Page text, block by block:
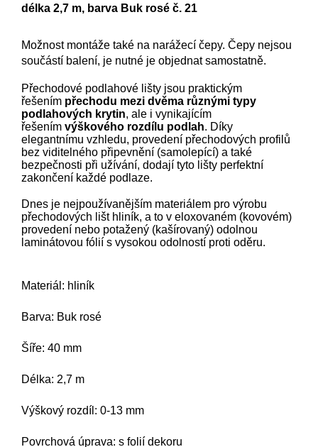
délka 2,7 m, barva Buk rosé č. 21
Možnost montáže také na narážecí čepy. Čepy nejsou
součástí balení, je nutné je objednat samostatně.
Přechodové podlahové lišty jsou praktickým
řešením přechodu mezi dvěma různými typy
podlahových krytin, ale i vynikajícím
řešením výškového rozdílu podlah. Díky
elegantnímu vzhledu, provedení přechodových profilů
bez viditelného připevnění (samolepící) a také
bezpečnosti při užívání, dodají tyto lišty perfektní
zakončení každé podlaze.
Dnes je nejpoužívanějším materiálem pro výrobu
přechodových lišt hliník, a to v eloxovaném (kovovém)
provedení nebo potažený (kašírovaný) odolnou
laminátovou fólií s vysokou odolností proti oděru.
Materiál: hliník
Barva: Buk rosé
Šíře: 40 mm
Délka: 2,7 m
Výškový rozdíl: 0-13 mm
Povrchová úprava: s folií dekoru